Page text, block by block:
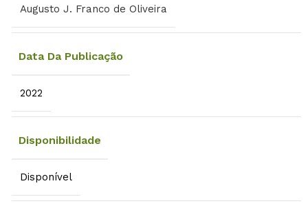
Augusto J. Franco de Oliveira
Data Da Publicação
2022
Disponibilidade
Disponível